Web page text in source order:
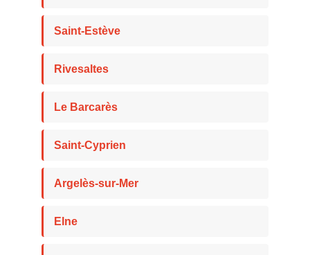
Saint-Estève
Rivesaltes
Le Barcarès
Saint-Cyprien
Argelès-sur-Mer
Elne